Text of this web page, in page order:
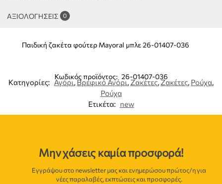
ΑΞΙΟΛΟΓΉΣΕΙΣ 0
Παιδική ζακέτα φούτερ Mayoral μπλε 26-01407-036
Κωδικός προϊόντος: 26-01407-036
Κατηγορίες: Αγόρι,Βρεφικό Αγόρι, Ζακέτες,Ζακέτες, Ρούχα,
Ρούχα
Ετικέτα: new
Μην χάσεις καμία προσφορά!
Εγγράψου στο newsletter μας και ενημερώσου πρώτος/η για
νέες παραλαβές, εκπτώσεις και προσφορές.